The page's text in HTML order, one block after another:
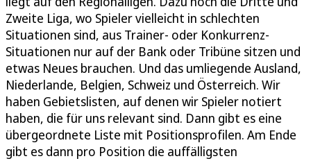
Zweite Liga, wo Spieler vielleicht in schlechten
Situationen sind, aus Trainer- oder Konkurrenz-
Situationen nur auf der Bank oder Tribüne sitzen und
etwas Neues brauchen. Und das umliegende Ausland,
Niederlande, Belgien, Schweiz und Österreich. Wir
haben Gebietslisten, auf denen wir Spieler notiert
haben, die für uns relevant sind. Dann gibt es eine
übergeordnete Liste mit Positionsprofilen. Am Ende
gibt es dann pro Position die auffälligsten